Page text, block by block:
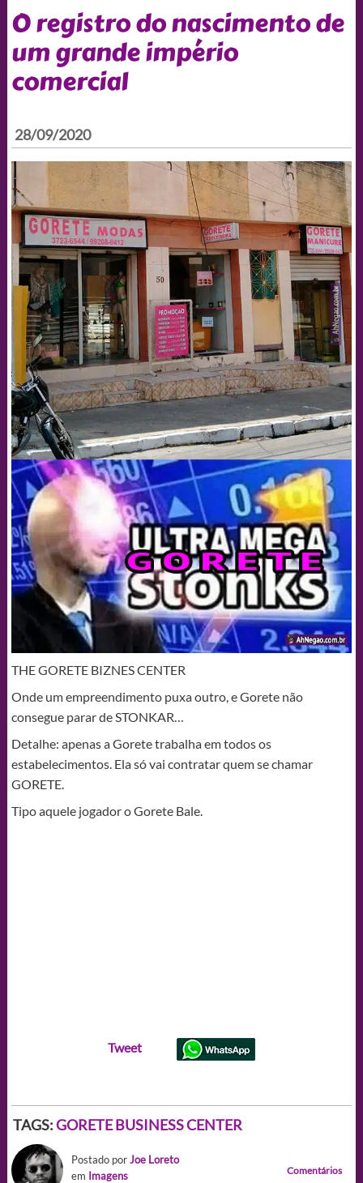
O registro do nascimento de
um grande império
comercial
28/09/2020
THE GORETE BIZNES CENTER
Onde um empreendimento puxa outro, e Gorete não
consegue parar de STONKAR…
Detalhe: apenas a Gorete trabalha em todos os
estabelecimentos. Ela só vai contratar quem se chamar
GORETE.
Tipo aquele jogador o Gorete Bale.
Tweet
TAGS:GORETE BUSINESS CENTER
Postado porJoe Loreto
em Imagens Comentários